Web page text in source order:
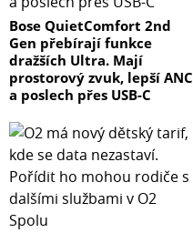
Bose QuietComfort 2nd
Gen přebírají funkce
dražších Ultra. Mají
prostorový zvuk, lepší ANC
a poslech přes USB-C